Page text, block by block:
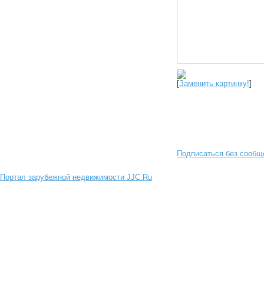
[Заменить картинку!]
Подписаться без
Портал зарубежной недвижимости JJC.Ru